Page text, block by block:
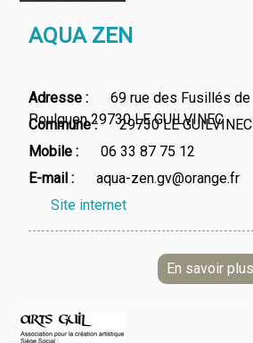
AQUA ZEN
Adresse
69 rue des Fusillés de
Poulguen 29730 LE GUILVINEC
Commune
29730 LE GUILVINEC
Mobile
06 33 87 75 12
E-mail
aqua-zen.gv@orange.fr
Site internet